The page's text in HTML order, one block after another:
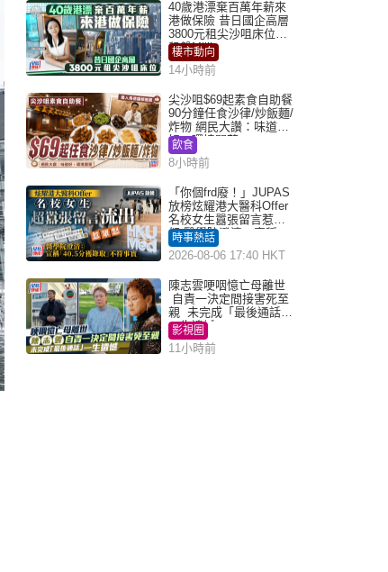
40歲港漂棄百萬年薪來
港做保險 昔日國企高層
3800元租尖沙咀床位｜
租盤Million
樓市動向
14小時前
尖沙咀$69起素食自助餐
90分鐘任食沙律/炒飯麵/
炸物 網民大讚：味道
好，環境闊落
飲食
8小時前
「你個frd廢！」JUPAS
放榜炫耀港大醫科Offer
名校女生囂張留言惹眾
怒 醫學院澄清：宣稱
「40.5分獲錄取」不符事
實｜Juicy叮
時事熱話
2026-08-06 17:40 HKT
陳志雲哽咽憶亡母離世
自責一決定間接害死至
親 未完成「最後通話」
一生遺憾
影視圈
11小時前